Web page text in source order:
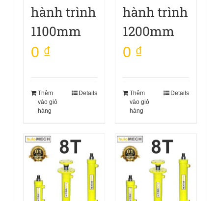
hành trình
1100mm
0 ₫
Thêm
vào giỏ
hàng
Details
hành trình
1200mm
0 ₫
Thêm
vào giỏ
hàng
Details